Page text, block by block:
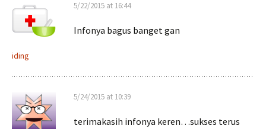
iding
5/22/2015 at 16:44
Infonya bagus banget gan
5/24/2015 at 10:39
terimakasih infonya keren…sukses terus